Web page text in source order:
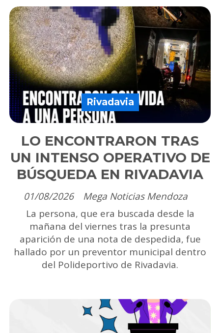
LO ENCONTRARON TRAS
UN INTENSO OPERATIVO DE
BÚSQUEDA EN RIVADAVIA
Mega Noticias Mendoza
Rivadavia
01/08/2026
La persona, que era buscada desde la
mañana del viernes tras la presunta
aparición de una nota de despedida, fue
hallado por un preventor municipal dentro
del Polideportivo de Rivadavia.